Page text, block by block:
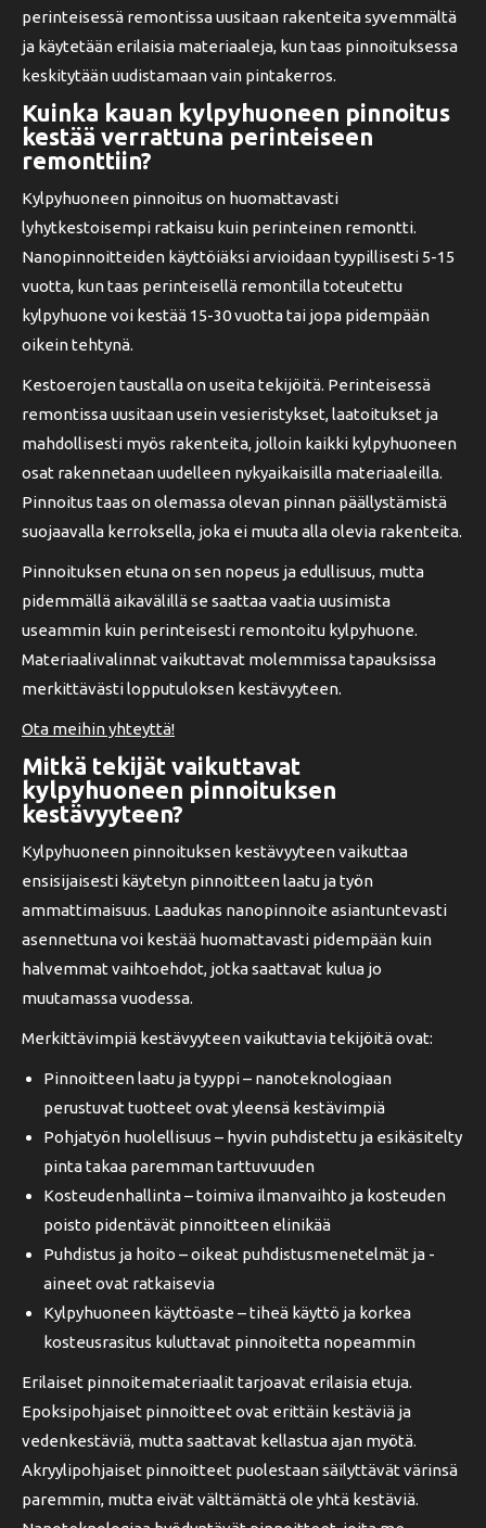
perinteisessä remontissa uusitaan rakenteita syvemmältä
ja käytetään erilaisia materiaaleja, kun taas pinnoituksessa
keskitytään uudistamaan vain pintakerros.
Kuinka kauan kylpyhuoneen pinnoitus
kestää verrattuna perinteiseen
remonttiin?
Kylpyhuoneen pinnoitus on huomattavasti
lyhytkestoisempi ratkaisu kuin perinteinen remontti.
Nanopinnoitteiden käyttöiäksi arvioidaan tyypillisesti 5-15
vuotta, kun taas perinteisellä remontilla toteutettu
kylpyhuone voi kestää 15-30 vuotta tai jopa pidempään
oikein tehtynä.
Kestoerojen taustalla on useita tekijöitä. Perinteisessä
remontissa uusitaan usein vesieristykset, laatoitukset ja
mahdollisesti myös rakenteita, jolloin kaikki kylpyhuoneen
osat rakennetaan uudelleen nykyaikaisilla materiaaleilla.
Pinnoitus taas on olemassa olevan pinnan päällystämistä
suojaavalla kerroksella, joka ei muuta alla olevia rakenteita.
Pinnoituksen etuna on sen nopeus ja edullisuus, mutta
pidemmällä aikavälillä se saattaa vaatia uusimista
useammin kuin perinteisesti remontoitu kylpyhuone.
Materiaalivalinnat vaikuttavat molemmissa tapauksissa
merkittävästi lopputuloksen kestävyyteen.
Ota meihin yhteyttä!
Mitkä tekijät vaikuttavat
kylpyhuoneen pinnoituksen
kestävyyteen?
Kylpyhuoneen pinnoituksen kestävyyteen vaikuttaa
ensisijaisesti käytetyn pinnoitteen laatu ja työn
ammattimaisuus. Laadukas nanopinnoite asiantuntevasti
asennettuna voi kestää huomattavasti pidempään kuin
halvemmat vaihtoehdot, jotka saattavat kulua jo
muutamassa vuodessa.
Merkittävimpiä kestävyyteen vaikuttavia tekijöitä ovat:
Pinnoitteen laatu ja tyyppi – nanoteknologiaan
perustuvat tuotteet ovat yleensä kestävimpiä
Pohjatyön huolellisuus – hyvin puhdistettu ja esikäsitelty
pinta takaa paremman tarttuvuuden
Kosteudenhallinta – toimiva ilmanvaihto ja kosteuden
poisto pidentävät pinnoitteen elinikää
Puhdistus ja hoito – oikeat puhdistusmenetelmät ja -
aineet ovat ratkaisevia
Kylpyhuoneen käyttöaste – tiheä käyttö ja korkea
kosteusrasitus kuluttavat pinnoitetta nopeammin
Erilaiset pinnoitemateriaalit tarjoavat erilaisia etuja.
Epoksipohjaiset pinnoitteet ovat erittäin kestäviä ja
vedenkestäviä, mutta saattavat kellastua ajan myötä.
Akryylipohjaiset pinnoitteet puolestaan säilyttävät värinsä
paremmin, mutta eivät välttämättä ole yhtä kestäviä.